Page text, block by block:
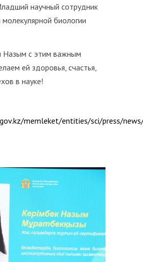
научный сотрудник
биологии
Назым с этим важным
ей здоровья, счастья,
в науке!
memleket/entities/sci/press/